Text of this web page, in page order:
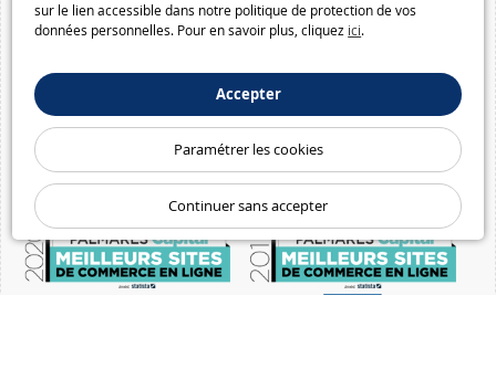
sur le lien accessible dans notre politique de protection de vos
données personnelles. Pour en savoir plus, cliquez ici.
Accepter
Paramétrer les cookies
Continuer sans accepter